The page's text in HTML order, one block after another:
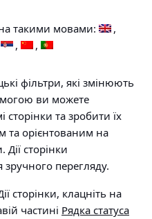
такими мовами:
фільтри, які змінюють
ви можете
та зробити їх
та орієнтованим на
Дії сторінки
перегляду.
сторінки, клацніть на
частині Рядка статуса